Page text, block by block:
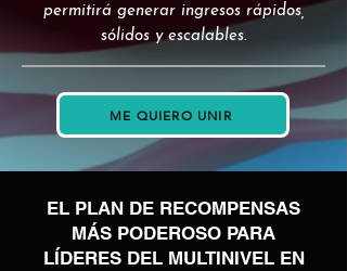
permitirá generar ingresos rápidos,
sólidos y escalables.
ME QUIERO UNIR
EL PLAN DE RECOMPENSAS
MÁS PODEROSO PARA
LÍDERES DEL MULTINIVEL EN